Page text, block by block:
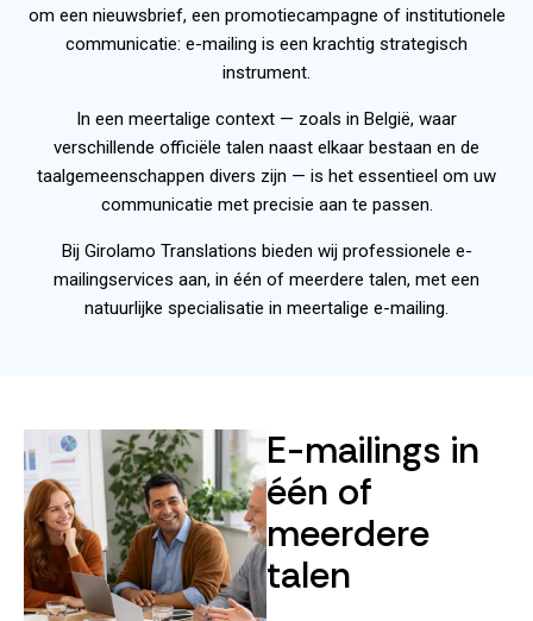
om een nieuwsbrief, een promotiecampagne of institutionele
communicatie: e-mailing is een krachtig strategisch
instrument.
In een meertalige context — zoals in België, waar
verschillende officiële talen naast elkaar bestaan en de
taalgemeenschappen divers zijn — is het essentieel om uw
communicatie met precisie aan te passen.
Bij Girolamo Translations bieden wij professionele e-
mailingservices aan, in één of meerdere talen, met een
natuurlijke specialisatie in meertalige e-mailing.
E-mailings in
één of
meerdere
talen